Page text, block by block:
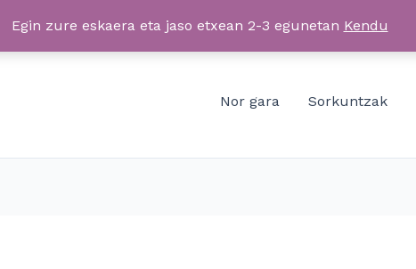
Egin zure eskaera eta jaso etxean 2-3 egunetan Kendu
Nor gara Sorkuntzak